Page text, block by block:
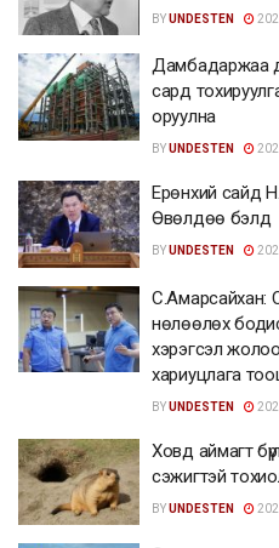
BYUNDESTEN
Дамбадаржаа
сард
оруулна
BYUNDESTEN
Ерөнхий сайд
Өвөлдөө бэлд
BYUNDESTEN
С.Амарсайхан:
нөлөөлөх
хэрэгсэл
хариуцлага
BYUNDESTEN
Ховд аймагт
сэжигтэй
BYUNDESTEN